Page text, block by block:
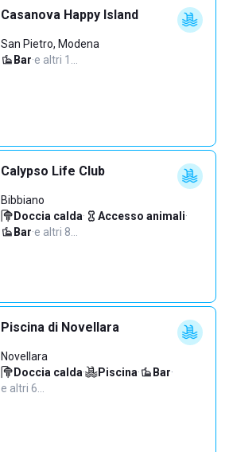
Casanova Happy Island
San Pietro, Modena
Bar·e altri 1…
Calypso Life Club
Bibbiano
Doccia calda· Accesso animali·
Bar·e altri 8…
Piscina di Novellara
Novellara
Doccia calda· Piscina· Bar·
e altri 6…